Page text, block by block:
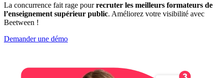
La concurrence fait rage pourrecruter les meilleurs formateurs de
l’enseignement supérieur public. Améliorez votre visibilité avec
Beetween !
Demander une démo